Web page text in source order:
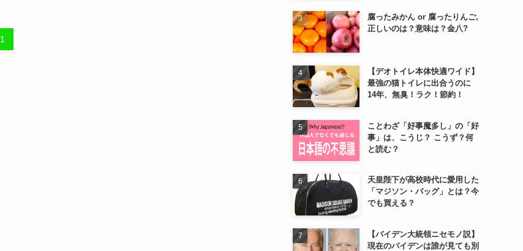
1
腐ったみかん or 腐ったりんご,
正しいのは？意味は？金八?
【デオトイレ本体快適ワイド】
最強の猫トイレに出合うのに
14年、無臭！ラク！節約！
ことわざ「好事魔多し」の「好
事」は、こうじ？ こうず？何
と読む？
天皇陛下が高校時代に愛用した
「マジソン・バッグ」とは？今
でも買える？
【バイデン大統領ニセモノ説】
現在のバイデンは誰が見ても別